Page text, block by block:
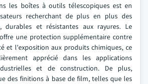
les boîtes à outils télescopiques est en
recherchant de plus en plus des
durables et résistantes aux rayures. Le
une protection supplémentaire contre
et l'exposition aux produits chimiques, ce
apprécié dans les applications
et de construction. De plus,
des finitions à base de film, telles que les